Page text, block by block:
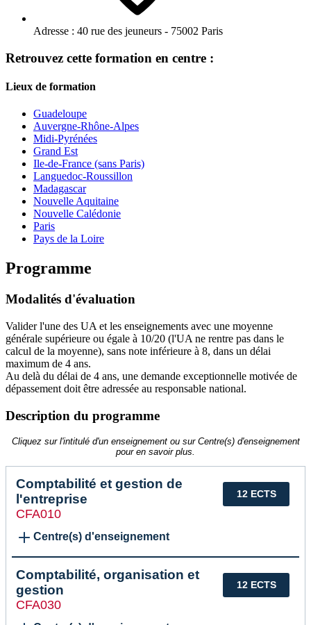
Adresse : 40 rue des jeuneurs - 75002 Paris
Retrouvez cette formation en centre :
Lieux de formation
Guadeloupe
Auvergne-Rhône-Alpes
Midi-Pyrénées
Grand Est
Ile-de-France (sans Paris)
Languedoc-Roussillon
Madagascar
Nouvelle Aquitaine
Nouvelle Calédonie
Paris
Pays de la Loire
Programme
Modalités d'évaluation
Valider l'une des UA et les enseignements avec une moyenne
générale supérieure ou égale à 10/20 (l'UA ne rentre pas dans le
calcul de la moyenne), sans note inférieure à 8, dans un délai
maximum de 4 ans.
Au delà du délai de 4 ans, une demande exceptionnelle motivée de
dépassement doit être adressée au responsable national.
Description du programme
Cliquez sur l'intitulé d'un enseignement ou sur Centre(s) d'enseignement
pour en savoir plus.
12 ECTS
Comptabilité et gestion de
l'entreprise
CFA010
Centre(s) d'enseignement
12 ECTS
Comptabilité, organisation et
gestion
CFA030